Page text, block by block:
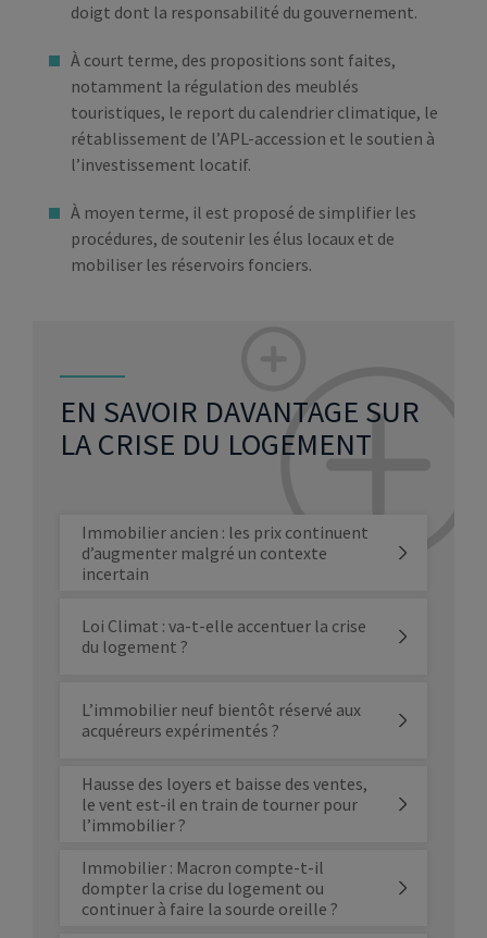
doigt dont la responsabilité du gouvernement.
À court terme, des propositions sont faites,
notamment la régulation des meublés
touristiques, le report du calendrier climatique, le
rétablissement de l’APL-accession et le soutien à
l’investissement locatif.
À moyen terme, il est proposé de simplifier les
procédures, de soutenir les élus locaux et de
mobiliser les réservoirs fonciers.
EN SAVOIR DAVANTAGE SUR
LA CRISE DU LOGEMENT
Immobilier ancien : les prix continuent
d’augmenter malgré un contexte
incertain
Loi Climat : va-t-elle accentuer la crise
du logement ?
L’immobilier neuf bientôt réservé aux
acquéreurs expérimentés ?
Hausse des loyers et baisse des ventes,
le vent est-il en train de tourner pour
l’immobilier ?
Immobilier : Macron compte-t-il
dompter la crise du logement ou
continuer à faire la sourde oreille ?